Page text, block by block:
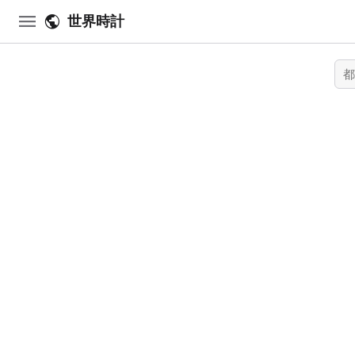
menu public 世界時計